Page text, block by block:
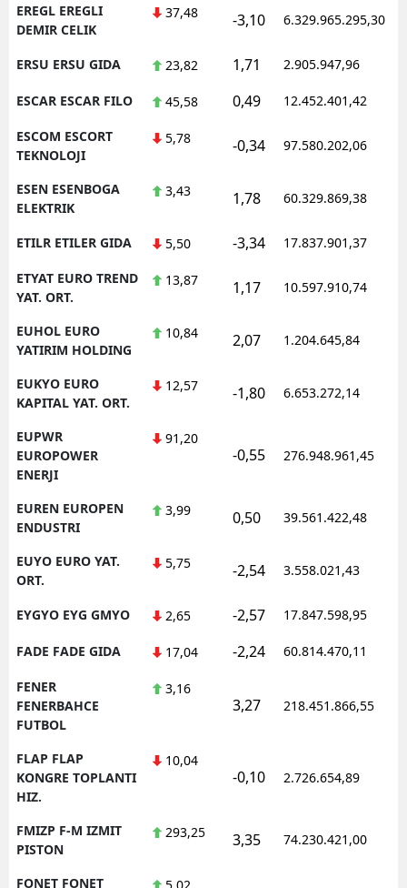
EREGL EREGLI
DEMIR CELIK
37,48 -3,10 6.329.965.295,30
ERSU ERSU GIDA 23,82 1,71 2.905.947,96
ESCAR ESCAR FILO 45,58 0,49 12.452.401,42
ESCOM ESCORT
TEKNOLOJI
5,78 -0,34 97.580.202,06
ESEN ESENBOGA
ELEKTRIK
3,43 1,78 60.329.869,38
ETILR ETILER GIDA 5,50 -3,34 17.837.901,37
ETYAT EURO TREND
YAT. ORT.
13,87 1,17 10.597.910,74
EUHOL EURO
YATIRIM HOLDING
10,84 2,07 1.204.645,84
EUKYO EURO
KAPITAL YAT. ORT.
12,57 -1,80 6.653.272,14
EUPWR
EUROPOWER
ENERJI
91,20
-0,55 276.948.961,45
EUREN EUROPEN
ENDUSTRI
3,99 0,50 39.561.422,48
EUYO EURO YAT.
ORT.
5,75 -2,54 3.558.021,43
EYGYO EYG GMYO 2,65 -2,57 17.847.598,95
FADE FADE GIDA 17,04 -2,24 60.814.470,11
FENER
FENERBAHCE
FUTBOL
3,16
3,27 218.451.866,55
FLAP FLAP
KONGRE TOPLANTI
HIZ.
10,04
-0,10 2.726.654,89
FMIZP F-M IZMIT
PISTON
293,25 3,35 74.230.421,00
FONET FONET 5,02